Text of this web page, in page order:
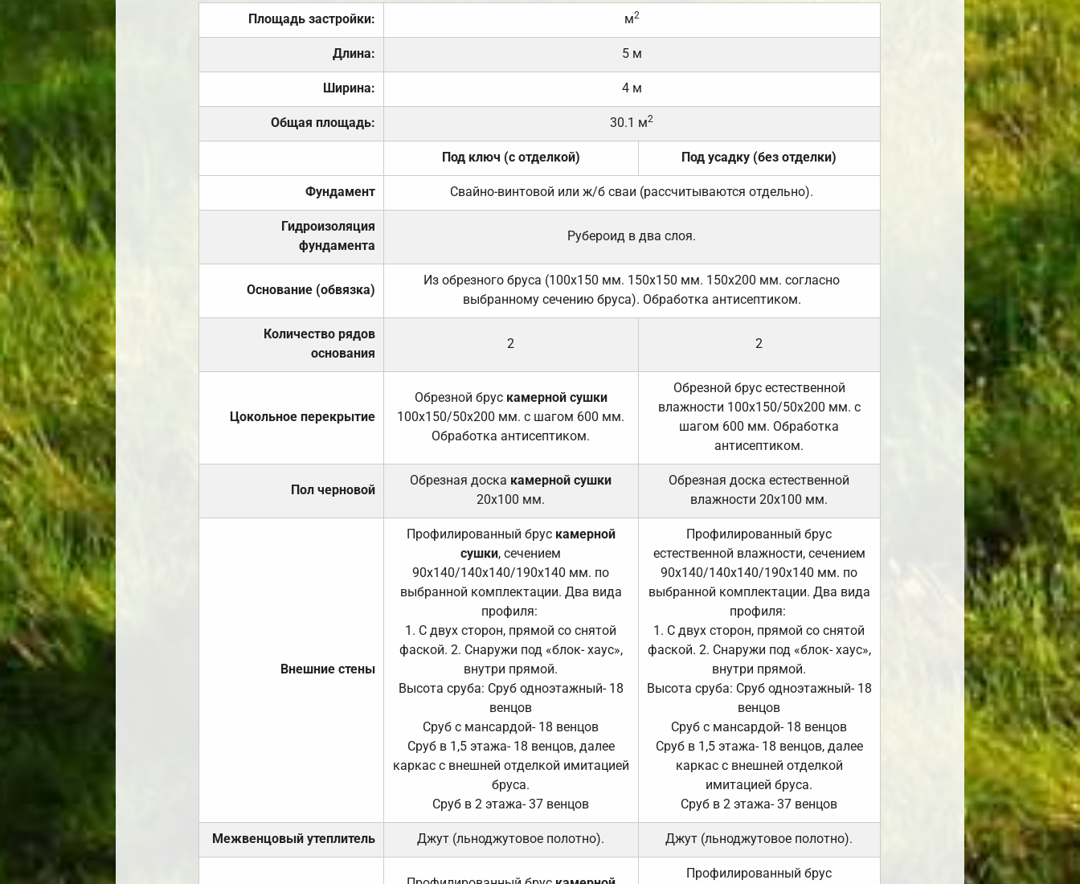
Площадь застройки: м2
Длина: 5 м
Ширина: 4 м
Общая площадь: 30.1 м2
Под ключ (с отделкой) Под усадку (без отделки)
Фундамент Свайно-винтовой или ж/б сваи (рассчитываются отдельно).
Гидроизоляция
фундамента
Рубероид в два слоя.
Основание (обвязка)
Из обрезного бруса (100х150 мм. 150х150 мм. 150х200 мм. согласно
выбранному сечению бруса). Обработка антисептиком.
Количество рядов
основания
2 2
Цокольное перекрытие
Обрезной брус камерной сушки
100х150/50х200 мм. с шагом 600 мм.
Обработка антисептиком.
Обрезной брус естественной
влажности 100х150/50х200 мм. с
шагом 600 мм. Обработка
антисептиком.
Пол черновой
Обрезная доска камерной сушки
20х100 мм.
Обрезная доска естественной
влажности 20х100 мм.
Внешние стены
Профилированный брус камерной
сушки, сечением
90х140/140х140/190х140 мм. по
выбранной комплектации. Два вида
профиля:
1. С двух сторон, прямой со снятой
фаской. 2. Снаружи под «блок- хаус»,
внутри прямой.
Высота сруба: Сруб одноэтажный- 18
венцов
Сруб с мансардой- 18 венцов
Сруб в 1,5 этажа- 18 венцов, далее
каркас с внешней отделкой имитацией
бруса.
Сруб в 2 этажа- 37 венцов
Профилированный брус
естественной влажности, сечением
90х140/140х140/190х140 мм. по
выбранной комплектации. Два вида
профиля:
1. С двух сторон, прямой со снятой
фаской. 2. Снаружи под «блок- хаус»,
внутри прямой.
Высота сруба: Сруб одноэтажный- 18
венцов
Сруб с мансардой- 18 венцов
Сруб в 1,5 этажа- 18 венцов, далее
каркас с внешней отделкой
имитацией бруса.
Сруб в 2 этажа- 37 венцов
Межвенцовый утеплитель Джут (льноджутовое полотно). Джут (льноджутовое полотно).
Профилированный брус